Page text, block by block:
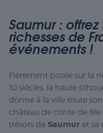
Saumur :
richesses de
événements !
Fièrement posée sur la
10 siècles, la haute
donne à la ville toute
château de conte de
trésors de Saumuret sa